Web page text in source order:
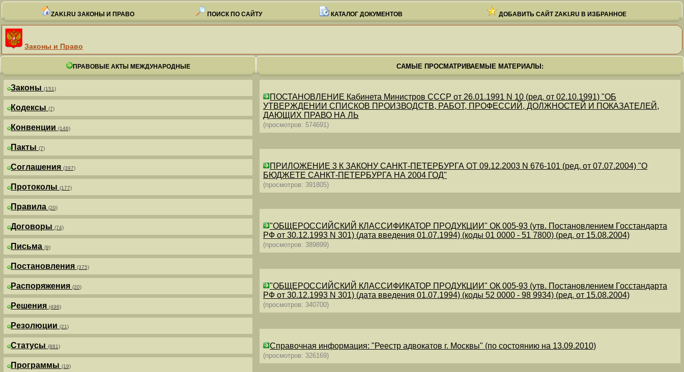
ZAKI.RU ЗАКОНЫ И ПРАВО ПОИСК ПО САЙТУ КАТАЛОГ ДОКУМЕНТОВ ДОБАВИТЬ САЙТ ZAKI.RU В ИЗБРАННОЕ
Законы и Право
ПРАВОВЫЕ АКТЫ МЕЖДУНАРОДНЫЕ
Законы (151)
Кодексы (7)
Конвенции (146)
Пакты (7)
Соглашения (397)
Протоколы (177)
Правила (20)
Договоры (74)
Письма (9)
Постановления (375)
Распоряжения (20)
Решения (496)
Резолюции (21)
Статусы (881)
Программы (19)
САМЫЕ ПРОСМАТРИВАЕМЫЕ МАТЕРИАЛЫ:
ПОСТАНОВЛЕНИЕ Кабинета Министров СССР от 26.01.1991 N 10 (ред. от 02.10.1991) "ОБ
УТВЕРЖДЕНИИ СПИСКОВ ПРОИЗВОДСТВ, РАБОТ, ПРОФЕССИЙ, ДОЛЖНОСТЕЙ И ПОКАЗАТЕЛЕЙ,
ДАЮЩИХ ПРАВО НА ЛЬ
(просмотров: 574691)
ПРИЛОЖЕНИЕ 3 К ЗАКОНУ САНКТ-ПЕТЕРБУРГА ОТ 09.12.2003 N 676-101 (ред. от 07.07.2004) "О
БЮДЖЕТЕ САНКТ-ПЕТЕРБУРГА НА 2004 ГОД"
(просмотров: 391805)
"ОБЩЕРОССИЙСКИЙ КЛАССИФИКАТОР ПРОДУКЦИИ" ОК 005-93 (утв. Постановлением Госстандарта
РФ от 30.12.1993 N 301) (дата введения 01.07.1994) (коды 01 0000 - 51 7800) (ред. от 15.08.2004)
(просмотров: 389899)
"ОБЩЕРОССИЙСКИЙ КЛАССИФИКАТОР ПРОДУКЦИИ" ОК 005-93 (утв. Постановлением Госстандарта
РФ от 30.12.1993 N 301) (дата введения 01.07.1994) (коды 52 0000 - 98 9934) (ред. от 15.08.2004)
(просмотров: 340700)
Справочная информация: "Реестр адвокатов г. Москвы" (по состоянию на 13.09.2010)
(просмотров: 326169)